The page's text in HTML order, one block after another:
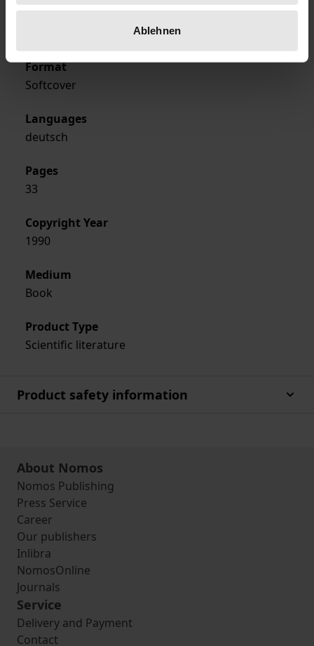
Ablehnen
Publisher
Format
Softcover
Languages
deutsch
Pages
33
Copyright Year
1990
Medium
Book
Product Type
Scientific literature
Product safety information
About Nomos
Nomos Publishing
Press Service
Career
Our publishers
Inlibra
NomosOnline
Journals
Service
Delivery and Payment
Contact